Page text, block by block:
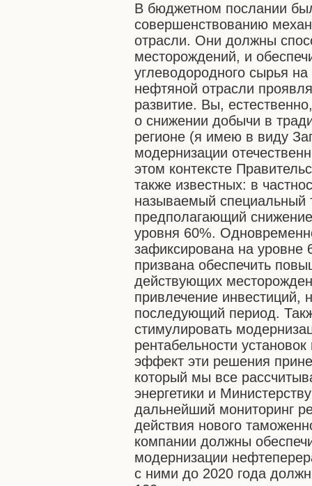
В бюджетном послании
совершенствованию
отрасли. Они должны
месторождений, и
углеводородного сырья
нефтяной отрасли
развитие. Вы,
о снижении добычи в
регионе (я имею в виду
модернизации
этом контексте
также известных: в
называемый
предполагающий
уровня 60%.
зафиксирована на
призвана обеспечить
действующих
привлечение инвестиций,
последующий период.
стимулировать
рентабельности
эффект эти решения
который мы все
энергетики и
дальнейший мониторинг
действия нового
компании должны
модернизации
с ними до 2020 года